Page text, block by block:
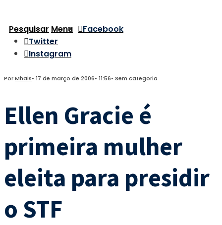
Pesquisar Menu
Facebook
Twitter
Instagram
PorMhais• 17 de março de 2006• 11:56• Sem categoria
Ellen Gracie é
primeira mulher
eleita para presidir
o STF